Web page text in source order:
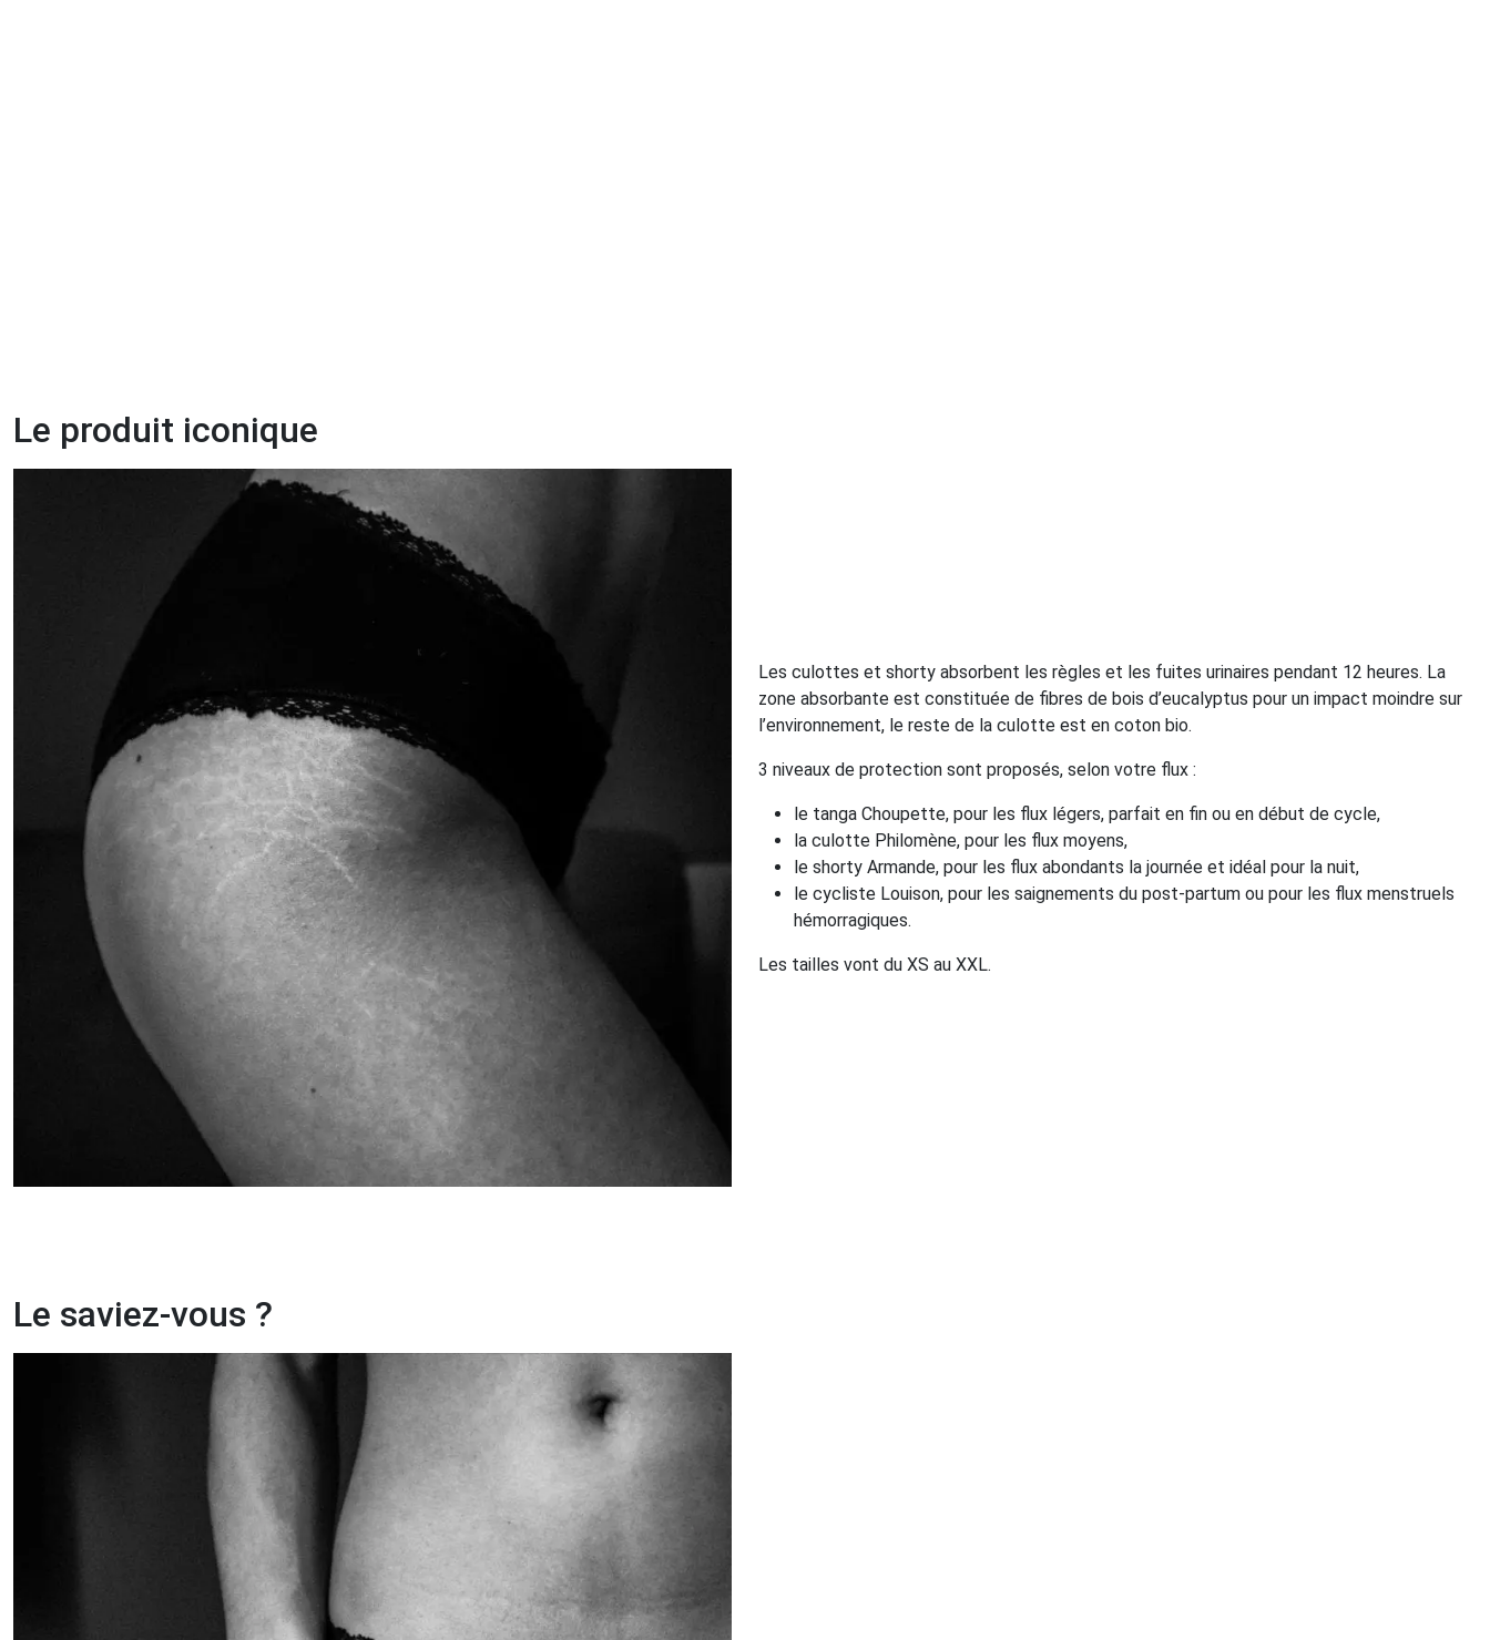
Le produit iconique
Les culottes et shorty absorbent les règles et les fuites urinaires pendant 12 heures. La
zone absorbante est constituée de fibres de bois d’eucalyptus pour un impact moindre sur
l’environnement, le reste de la culotte est en coton bio.
3 niveaux de protection sont proposés, selon votre flux :
le tanga Choupette, pour les flux légers, parfait en fin ou en début de cycle,
la culotte Philomène, pour les flux moyens,
le shorty Armande, pour les flux abondants la journée et idéal pour la nuit,
le cycliste Louison, pour les saignements du post-partum ou pour les flux menstruels
hémorragiques.
Les tailles vont du XS au XXL.
Le saviez-vous ?